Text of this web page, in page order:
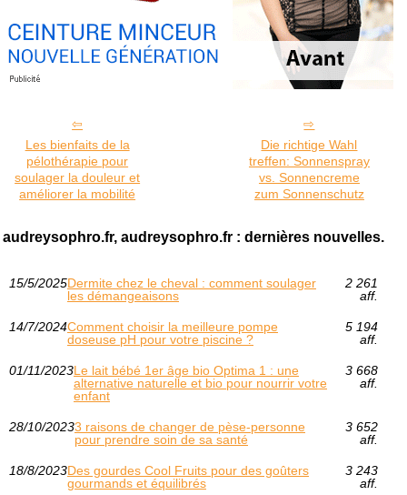
Les bienfaits de la
pélothérapie pour
soulager la douleur et
améliorer la mobilité
Die richtige Wahl
treffen: Sonnenspray
vs. Sonnencreme
zum Sonnenschutz
audreysophro.fr, audreysophro.fr : dernières nouvelles.
15/5/2025Dermite chez le cheval : comment soulager
les démangeaisons
2 261
aff.
14/7/2024Comment choisir la meilleure pompe
doseuse pH pour votre piscine ?
5 194
aff.
01/11/2023Le lait bébé 1er âge bio Optima 1 : une
alternative naturelle et bio pour nourrir votre
enfant
3 668
aff.
28/10/20233 raisons de changer de pèse-personne
pour prendre soin de sa santé
3 652
aff.
18/8/2023Des gourdes Cool Fruits pour des goûters
gourmands et équilibrés
3 243
aff.